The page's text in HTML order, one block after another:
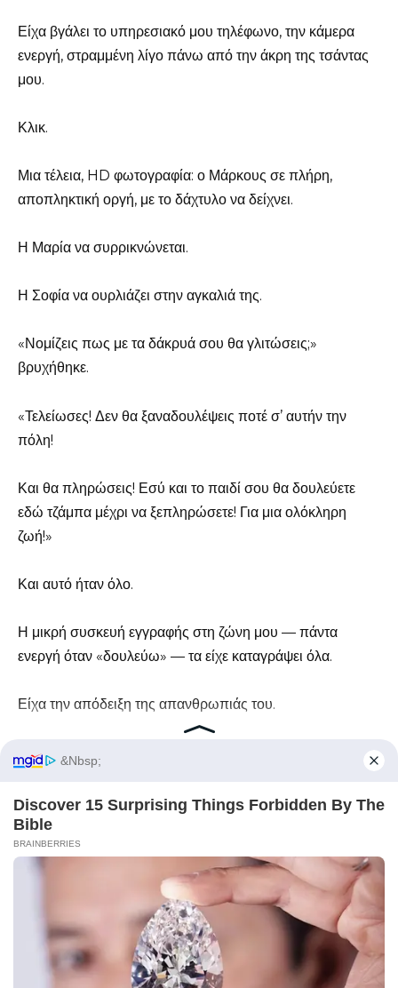
Είχα βγάλει το υπηρεσιακό μου τηλέφωνο, την κάμερα
ενεργή, στραμμένη λίγο πάνω από την άκρη της τσάντας
μου.
Κλικ.
Μια τέλεια, HD φωτογραφία: ο Μάρκους σε πλήρη,
αποπληκτική οργή, με το δάχτυλο να δείχνει.
Η Μαρία να συρρικνώνεται.
Η Σοφία να ουρλιάζει στην αγκαλιά της.
«Νομίζεις πως με τα δάκρυά σου θα γλιτώσεις;»
βρυχήθηκε.
«Τελείωσες! Δεν θα ξαναδουλέψεις ποτέ σ’ αυτήν την
πόλη!
Και θα πληρώσεις! Εσύ και το παιδί σου θα δουλεύετε
εδώ τζάμπα μέχρι να ξεπληρώσετε! Για μια ολόκληρη
ζωή!»
Και αυτό ήταν όλο.
Η μικρή συσκευή εγγραφής στη ζώνη μου — πάντα
ενεργή όταν «δουλεύω» — τα είχε καταγράψει όλα.
Είχα την απόδειξη της απανθρωπιάς του.
Ήρθε η ώρα να πάρω και την απόδειξη της ανικανότητάς
Σηκώθηκα ήσυχα, σπρώχνοντας το καρότσι μου προς τον
ανελκυστήρα υπηρεσίας.
Καθώς περνούσα, τον άκουσα να γρυλίζει προς την
ασφάλεια: «Βγάλτε τους έξω από το κτίριό μου. ΤΩΡΑ!»
Δεν πήγα σπίτι.